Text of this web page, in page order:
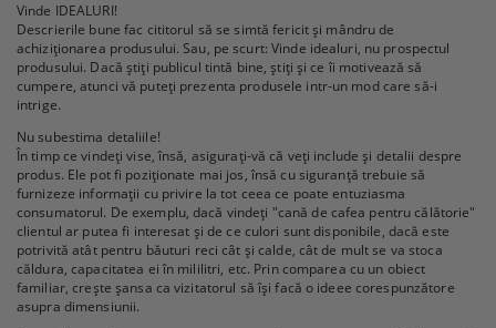
Vinde IDEALURI!
Descrierile bune fac cititorul să se simtă fericit și mândru de
achiziționarea produsului. Sau, pe scurt: Vinde idealuri, nu prospectul
produsului. Dacă știți publicul tintă bine, știți și ce îi motivează să
cumpere, atunci vă puteți prezenta produsele intr-un mod care să-i
intrige.
Nu subestima detaliile!
În timp ce vindeți vise, însă, asigurați-vă că veți include și detalii despre
produs. Ele pot fi poziționate mai jos, însă cu siguranță trebuie să
furnizeze informații cu privire la tot ceea ce poate entuziasma
consumatorul. De exemplu, dacă vindeți "cană de cafea pentru călătorie"
clientul ar putea fi interesat și de ce culori sunt disponibile, dacă este
potrivită atât pentru băuturi reci cât și calde, cât de mult se va stoca
căldura, capacitatea ei în mililitri, etc. Prin comparea cu un obiect
familiar, crește șansa ca vizitatorul să își facă o ideee corespunzătore
asupra dimensiunii.